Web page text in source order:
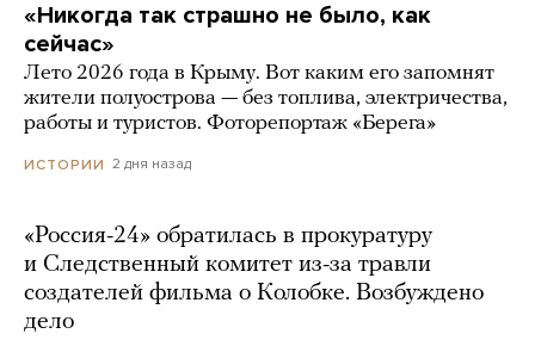
«Никогда так страшно не было, как
сейчас»
Лето 2026 года в Крыму. Вот каким его запомнят
жители полуострова — без топлива, электричества,
работы и туристов. Фоторепортаж «Берега»
ИСТОРИИ 2 дня назад
«Россия-24» обратилась в прокуратуру
и Следственный комитет из-за травли
создателей фильма о Колобке. Возбуждено
дело